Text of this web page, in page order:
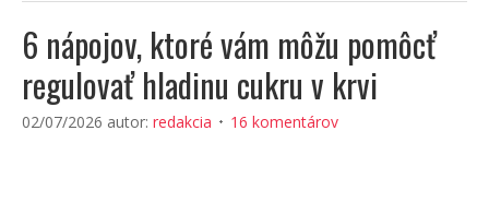
6 nápojov, ktoré vám môžu pomôcť
regulovať hladinu cukru v krvi
02/07/2026 autor: redakcia 16 komentárov